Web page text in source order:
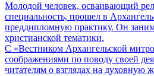
Молодой человек, осваивающий
специальность, прошел в
преддипломную практику. Он
христианской тематики.
С «Вестником Архангельской
соображениями по поводу своей
читателям о взглядах на духовную